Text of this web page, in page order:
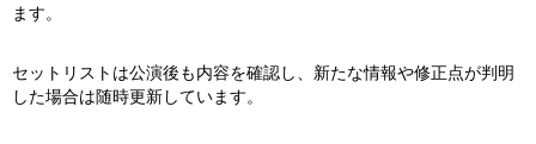
ます。
セットリストは公演後も内容を確認し、新たな情報や修正点が判明
した場合は随時更新しています。